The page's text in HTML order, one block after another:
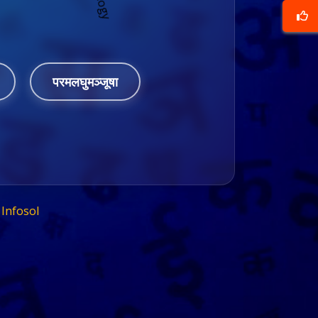
परमलघुमञ्जूषा